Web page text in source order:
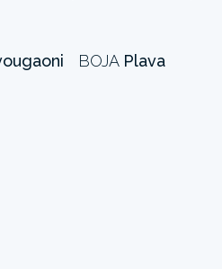
BOJA Plava